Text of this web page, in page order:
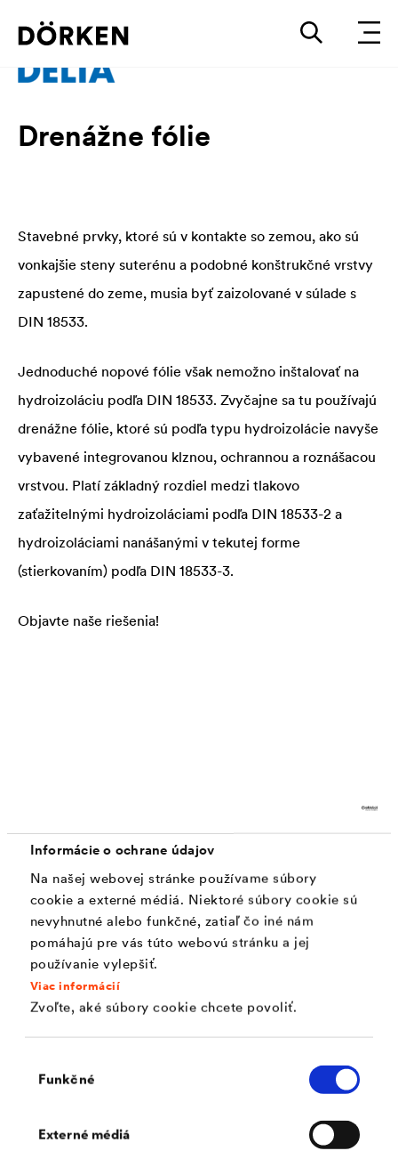
Informácie o ochrane údajov
Na našej webovej stránke používame súbory
cookie a externé médiá. Niektoré súbory cookie sú
nevyhnutné alebo funkčné, zatiaľ čo iné nám
pomáhajú pre vás túto webovú stránku a jej
používanie vylepšiť.
Viac informácií
Zvoľte, aké súbory cookie chcete povoliť.
súhlasu
Funkčné
Externé médiá
Drenážne fólie
Stavebné prvky, ktoré sú v kontakte so zemou, ako sú
vonkajšie steny suterénu a podobné konštrukčné vrstvy
zapustené do zeme, musia byť zaizolované v súlade s
DIN 18533.
Jednoduché nopové fólie však nemožno inštalovať na
hydroizoláciu podľa DIN 18533. Zvyčajne sa tu používajú
drenážne fólie, ktoré sú podľa typu hydroizolácie navyše
vybavené integrovanou klznou, ochrannou a roznášacou
vrstvou. Platí základný rozdiel medzi tlakovo
zaťažitelnými hydroizoláciami podľa DIN 18533-2 a
hydroizoláciami nanášanými v tekutej forme
(stierkovaním) podľa DIN 18533-3.
Objavte naše riešenia!
Na samolepiace bitúmenové hydroizolácie lepené za
studena (KSK hydroizolácie) možno napríklad drenážne
fólie aplikovať priamo, pretože nosná fólia z HDPE na
vrchnej strane samolepiacej bitúmenovej fólie tu
preberá funkciu ochrannej a klznej vrstvy.
strane citlivé na tlak. V zásade sa tu majú použiť
vrstvami, ktoré zabránia poškodeniu stierkovej